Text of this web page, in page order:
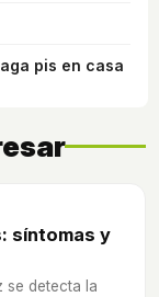
pis en casa
síntomas y
se detecta la